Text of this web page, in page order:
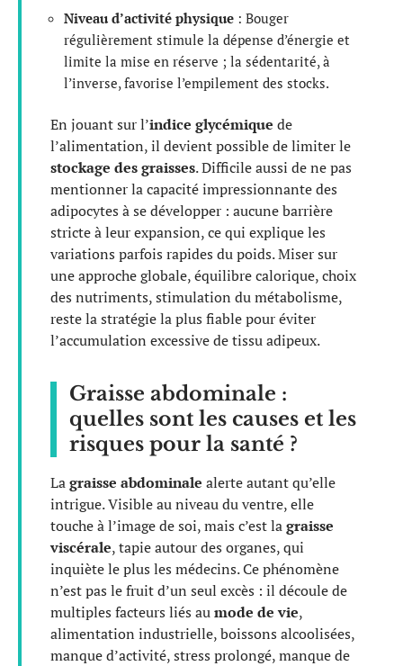
Niveau d’activité physique : Bouger
régulièrement stimule la dépense d’énergie et
limite la mise en réserve ; la sédentarité, à
l’inverse, favorise l’empilement des stocks.
En jouant sur l’indice glycémique de
l’alimentation, il devient possible de limiter le
stockage des graisses. Difficile aussi de ne pas
mentionner la capacité impressionnante des
adipocytes à se développer : aucune barrière
stricte à leur expansion, ce qui explique les
variations parfois rapides du poids. Miser sur
une approche globale, équilibre calorique, choix
des nutriments, stimulation du métabolisme,
reste la stratégie la plus fiable pour éviter
l’accumulation excessive de tissu adipeux.
Graisse abdominale :
quelles sont les causes et les
risques pour la santé ?
Lagraisse abdominale alerte autant qu’elle
intrigue. Visible au niveau du ventre, elle
touche à l’image de soi, mais c’est lagraisse
viscérale, tapie autour des organes, qui
inquiète le plus les médecins. Ce phénomène
n’est pas le fruit d’un seul excès : il découle de
multiples facteurs liés aumode de vie,
alimentation industrielle, boissons alcoolisées,
manque d’activité, stress prolongé, manque de